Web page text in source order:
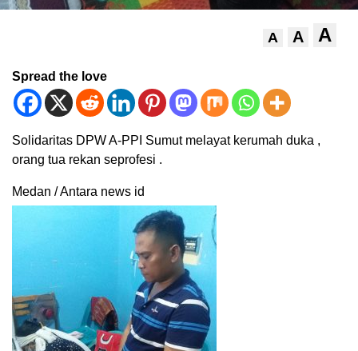
A A A
Spread the love
Solidaritas DPW A-PPI Sumut melayat kerumah duka ,
orang tua rekan seprofesi .
Medan / Antara news id